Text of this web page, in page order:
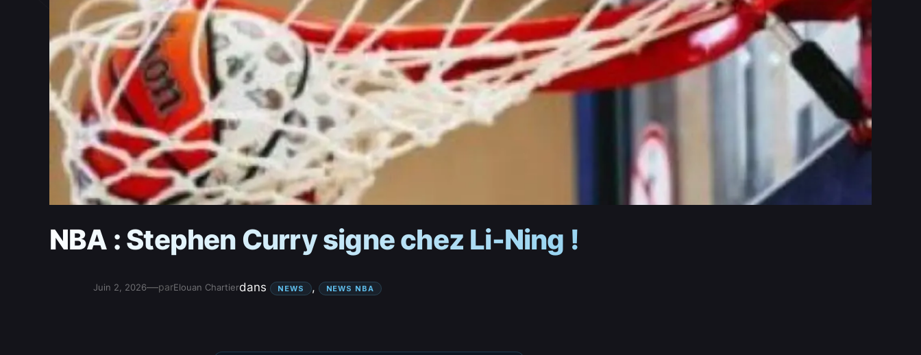
NBA : Stephen Curry signe chez Li-Ning !
Juin 2, 2026—parElouan Chartierdans NEWS , NEWS NBA